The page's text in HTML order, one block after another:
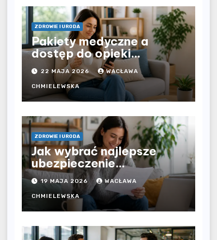
ZDROWIE I URODA
Pakiety medyczne a
dostęp do opieki
zdrowotnej bez
ograniczeń czasowych –
czy prywatna opieka daje
większą swobodę?
22 MAJA 2026 WACŁAWA
CHMIELEWSKA
ZDROWIE I URODA
Jak wybrać najlepsze
ubezpieczenie
komunikacyjne i uniknąć
kosztownych błędów?
19 MAJA 2026 WACŁAWA
CHMIELEWSKA